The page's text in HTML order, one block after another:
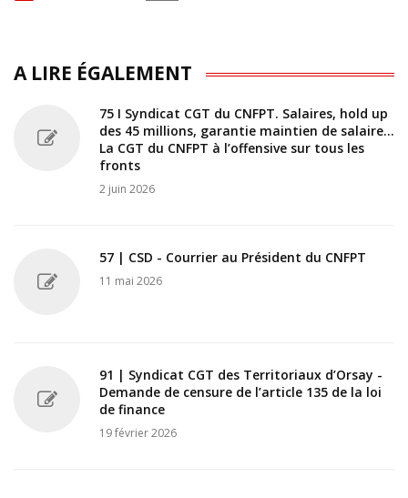
A LIRE ÉGALEMENT
75 I Syndicat CGT du CNFPT. Salaires, hold up
des 45 millions, garantie maintien de salaire…
La CGT du CNFPT à l’offensive sur tous les
fronts
2 juin 2026
57 | CSD - Courrier au Président du CNFPT
11 mai 2026
91 | Syndicat CGT des Territoriaux d’Orsay -
Demande de censure de l’article 135 de la loi
de finance
19 février 2026